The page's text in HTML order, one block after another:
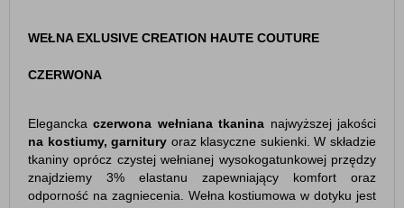
WEŁNA EXLUSIVE CREATION HAUTE COUTURE
CZERWONA
Eleganckaczerwona wełniana tkanina najwyższej jakości
na kostiumy, garnitury oraz klasyczne sukienki. W składzie
tkaniny oprócz czystej wełnianej wysokogatunkowej przędzy
znajdziemy 3% elastanu zapewniający komfort oraz
odporność na zagniecenia. Wełna kostiumowa w dotyku jest